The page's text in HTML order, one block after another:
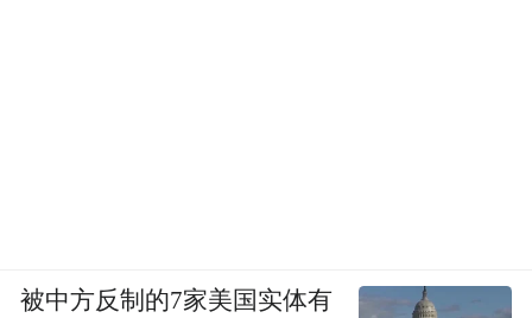
被中方反制的7家美国实体有